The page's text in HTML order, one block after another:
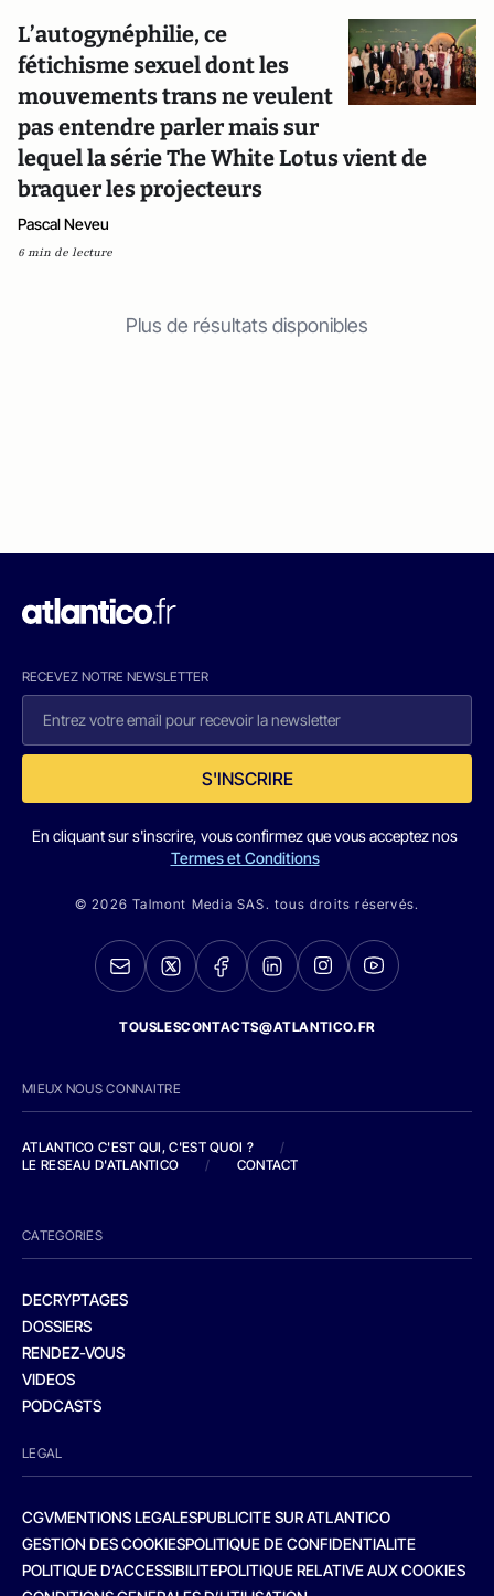
L’autogynéphilie, ce
fétichisme sexuel dont les
mouvements trans ne veulent
pas entendre parler mais sur
lequel la série The White Lotus vient de
braquer les projecteurs
Pascal Neveu
6 min de lecture
Plus de résultats disponibles
RECEVEZ NOTRE NEWSLETTER
S'INSCRIRE
En cliquant sur s'inscrire, vous confirmez que vous acceptez nos
Termes et Conditions
© 2026 Talmont Media SAS. tous droits réservés.
TOUSLESCONTACTS@ATLANTICO.FR
MIEUX NOUS CONNAITRE
ATLANTICO C'EST QUI, C'EST QUOI ?
/
LE RESEAU D'ATLANTICO
/ CONTACT
CATEGORIES
DECRYPTAGES
DOSSIERS
RENDEZ-VOUS
VIDEOS
PODCASTS
LEGAL
CGVMENTIONS LEGALESPUBLICITE SUR ATLANTICO
GESTION DES COOKIESPOLITIQUE DE CONFIDENTIALITE
POLITIQUE D’ACCESSIBILITEPOLITIQUE RELATIVE AUX COOKIES